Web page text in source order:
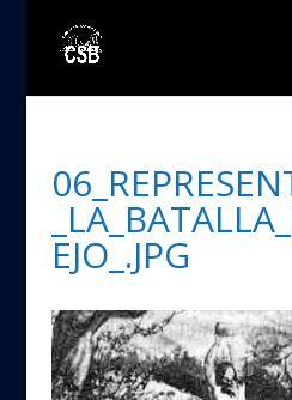
EJO_.JPG